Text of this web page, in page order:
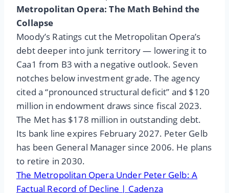
Metropolitan Opera: The Math Behind the
Collapse
Moody’s Ratings cut the Metropolitan Opera’s
debt deeper into junk territory — lowering it to
Caa1 from B3 with a negative outlook. Seven
notches below investment grade. The agency
cited a “pronounced structural deficit” and $120
million in endowment draws since fiscal 2023.
The Met has $178 million in outstanding debt.
Its bank line expires February 2027. Peter Gelb
has been General Manager since 2006. He plans
to retire in 2030.
The Metropolitan Opera Under Peter Gelb: A
Factual Record of Decline | Cadenza